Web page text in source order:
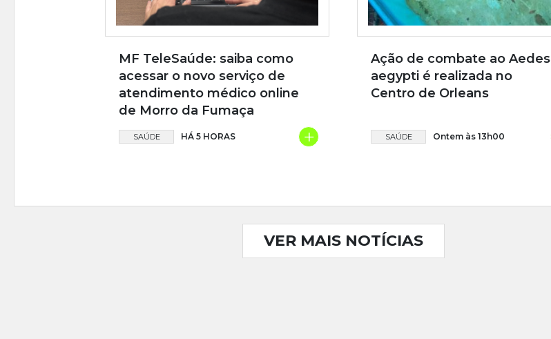
MF TeleSaúde: saiba como
acessar o novo serviço de
atendimento médico online
de Morro da Fumaça
SAÚDE HÁ 5 HORAS +
Ação de combate ao Aedes
aegypti é realizada no
Centro de Orleans
SAÚDE Ontem às 13h00
VER MAIS NOTÍCIAS